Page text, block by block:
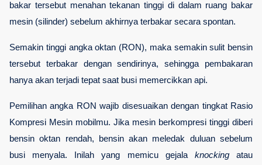
bakar tersebut menahan tekanan tinggi di dalam ruang bakar
mesin (silinder) sebelum akhirnya terbakar secara spontan.
Semakin tinggi angka oktan (RON), maka semakin sulit bensin
tersebut terbakar dengan sendirinya, sehingga pembakaran
hanya akan terjadi tepat saat busi memercikkan api.
Pemilihan angka RON wajib disesuaikan dengan tingkat Rasio
Kompresi Mesin mobilmu. Jika mesin berkompresi tinggi diberi
bensin oktan rendah, bensin akan meledak duluan sebelum
busi menyala. Inilah yang memicu gejala knocking atau